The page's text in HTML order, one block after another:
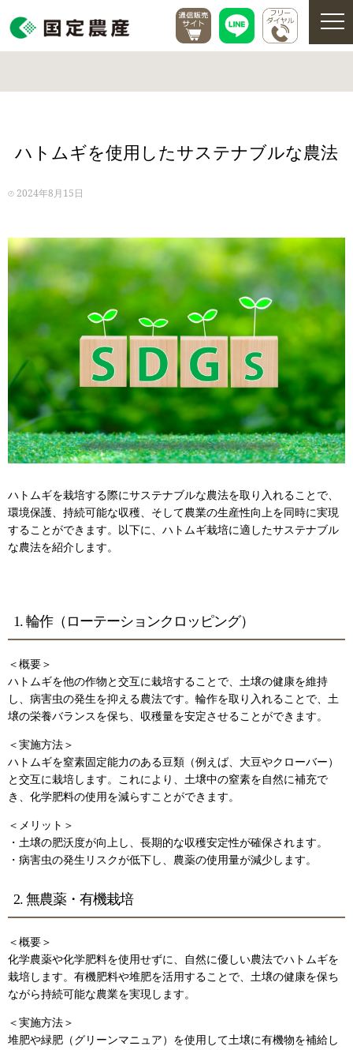
ハトムギを使用したサステナブルな農法
2024年8月15日
ハトムギを栽培する際にサステナブルな農法を取り入れることで、
環境保護、持続可能な収穫、そして農業の生産性向上を同時に実現
することができます。以下に、ハトムギ栽培に適したサステナブル
な農法を紹介します。
1. 輪作（ローテーションクロッピング）
＜概要＞
ハトムギを他の作物と交互に栽培することで、土壌の健康を維持
し、病害虫の発生を抑える農法です。輪作を取り入れることで、土
壌の栄養バランスを保ち、収穫量を安定させることができます。
＜実施方法＞
ハトムギを窒素固定能力のある豆類（例えば、大豆やクローバー）
と交互に栽培します。これにより、土壌中の窒素を自然に補充で
き、化学肥料の使用を減らすことができます。
＜メリット＞
・土壌の肥沃度が向上し、長期的な収穫安定性が確保されます。
・病害虫の発生リスクが低下し、農薬の使用量が減少します。
2. 無農薬・有機栽培
＜概要＞
化学農薬や化学肥料を使用せずに、自然に優しい農法でハトムギを
栽培します。有機肥料や堆肥を活用することで、土壌の健康を保ち
ながら持続可能な農業を実現します。
＜実施方法＞
堆肥や緑肥（グリーンマニュア）を使用して土壌に有機物を補給し